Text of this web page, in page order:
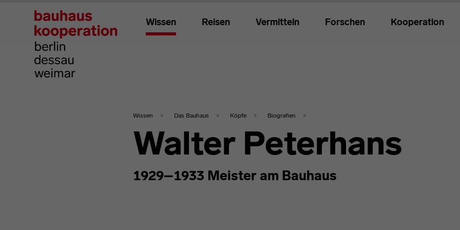
Wissen Reisen Vermitteln Forschen Kooperation
Wissen Das Bauhaus Köpfe Biografien
Walter Peterhans
1929–1933 Meister am Bauhaus